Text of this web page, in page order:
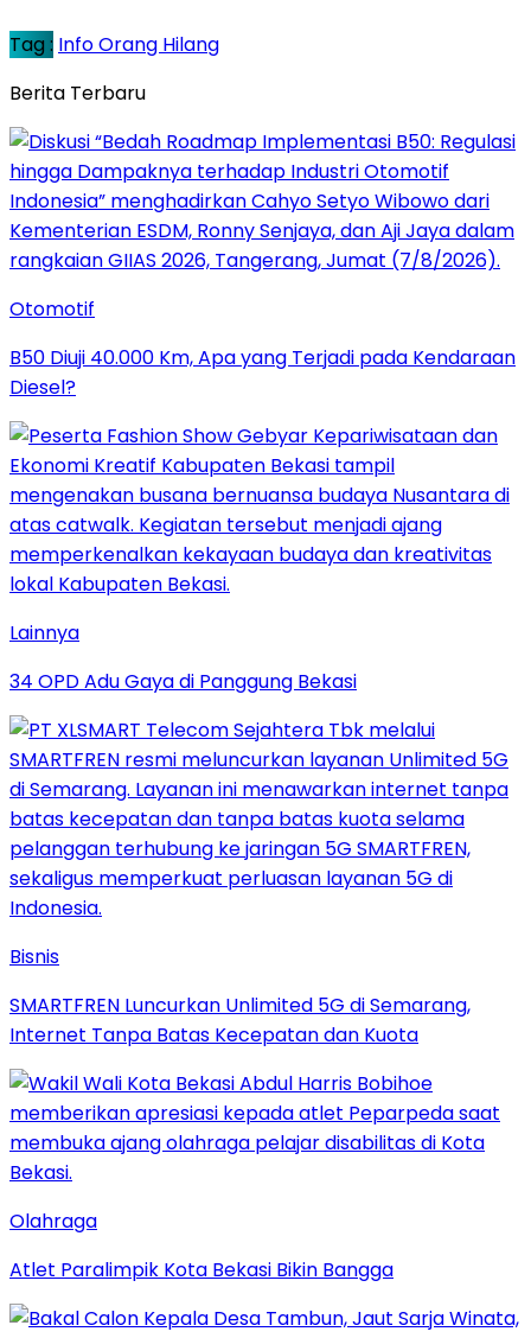
Tag : Info Orang Hilang
Berita Terbaru
Otomotif
B50 Diuji 40.000 Km, Apa yang Terjadi pada Kendaraan
Diesel?
Lainnya
34 OPD Adu Gaya di Panggung Bekasi
Bisnis
SMARTFREN Luncurkan Unlimited 5G di Semarang,
Internet Tanpa Batas Kecepatan dan Kuota
Olahraga
Atlet Paralimpik Kota Bekasi Bikin Bangga